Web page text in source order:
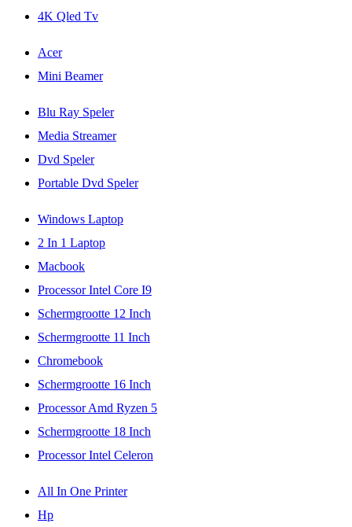
4K Qled Tv
Acer
Mini Beamer
Blu Ray Speler
Media Streamer
Dvd Speler
Portable Dvd Speler
Windows Laptop
2 In 1 Laptop
Macbook
Processor Intel Core I9
Schermgrootte 12 Inch
Schermgrootte 11 Inch
Chromebook
Schermgrootte 16 Inch
Processor Amd Ryzen 5
Schermgrootte 18 Inch
Processor Intel Celeron
All In One Printer
Hp